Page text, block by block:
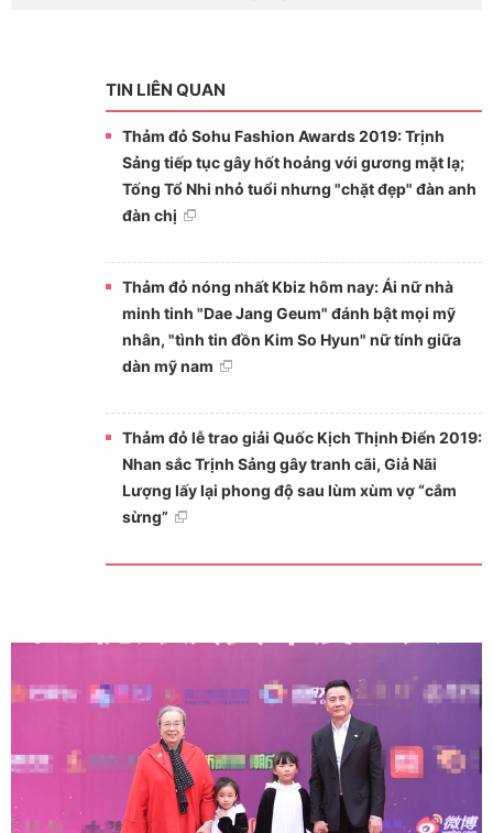
TIN LIÊN QUAN
Thảm đỏ Sohu Fashion Awards 2019: Trịnh
Sảng tiếp tục gây hốt hoảng với gương mặt lạ;
Tống Tổ Nhi nhỏ tuổi nhưng "chặt đẹp" đàn anh
đàn chị
Thảm đỏ nóng nhất Kbiz hôm nay: Ái nữ nhà
minh tinh "Dae Jang Geum" đánh bật mọi mỹ
nhân, "tình tin đồn Kim So Hyun" nữ tính giữa
dàn mỹ nam
Thảm đỏ lễ trao giải Quốc Kịch Thịnh Điển 2019:
Nhan sắc Trịnh Sảng gây tranh cãi, Giả Nãi
Lượng lấy lại phong độ sau lùm xùm vợ “cắm
sừng”